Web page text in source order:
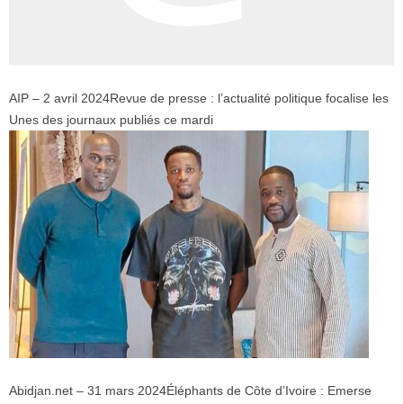
AIP – 2 avril 2024Revue de presse : l’actualité politique focalise les
Unes des journaux publiés ce mardi
Abidjan.net – 31 mars 2024Éléphants de Côte d’Ivoire : Emerse